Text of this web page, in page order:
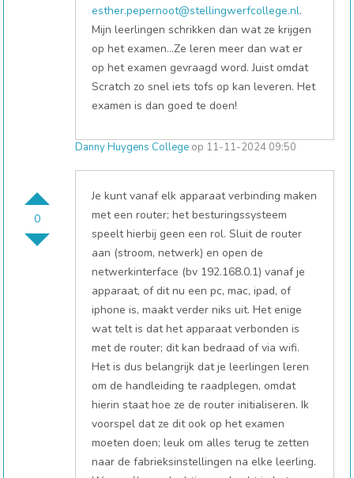
esther.pepernoot@stellingwerfcollege.nl.
Mijn leerlingen schrikken dan wat ze krijgen
op het examen…Ze leren meer dan wat er
op het examen gevraagd word. Juist omdat
Scratch zo snel iets tofs op kan leveren. Het
examen is dan goed te doen!
0
Danny Huygens College op 11-11-2024 09:50
Je kunt vanaf elk apparaat verbinding maken
met een router; het besturingssysteem
speelt hierbij geen een rol. Sluit de router
aan (stroom, netwerk) en open de
netwerkinterface (bv 192.168.0.1) vanaf je
apparaat, of dit nu een pc, mac, ipad, of
iphone is, maakt verder niks uit. Het enige
wat telt is dat het apparaat verbonden is
met de router; dit kan bedraad of via wifi.
Het is dus belangrijk dat je leerlingen leren
om de handleiding te raadplegen, omdat
hierin staat hoe ze de router initialiseren. Ik
voorspel dat ze dit ook op het examen
moeten doen; leuk om alles terug te zetten
naar de fabrieksinstellingen na elke leerling.